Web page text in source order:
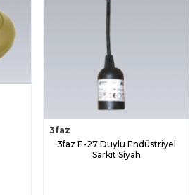
3faz
3faz E-27 Duylu Endüstriyel
Sarkıt Siyah